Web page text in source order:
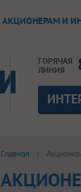
АКЦИОНЕРАМ И
ГОРЯЧАЯ
ЛИНИЯ
Главная